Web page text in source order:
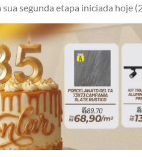
segunda etapa iniciada hoje